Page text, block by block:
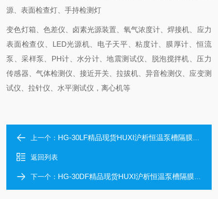
源、表面检查灯、手持检测灯
变色灯箱、色差仪、卤素光源装置、氧气浓度计、焊接机、应力
表面检查仪、LED光源机、电子天平、粘度计、膜厚计、恒流
泵、采样泵、PH计、水分计、地震测试仪、脱泡搅拌机、压力
传感器、气体检测仪、接近开关、拉拔机、异音检测仪、应变测
试仪、拉针仪、水平测试仪，离心机等
上一个： HG-30LF精品现货HUXI沪析恒温泵槽隔膜真空泵
返回列表
下一个： HG-30DF精品现货HUXI沪析恒温泵槽隔膜真空泵